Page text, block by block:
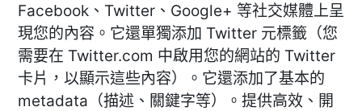
Facebook、Twitter、Google+ 等社交媒體上呈
現您的內容。它還單獨添加 Twitter 元標籤（您
需要在 Twitter.com 中啟用您的網站的 Twitter
卡片，以顯示這些內容）。它還添加了基本的
metadata（描述、關鍵字等）。提供高效、開